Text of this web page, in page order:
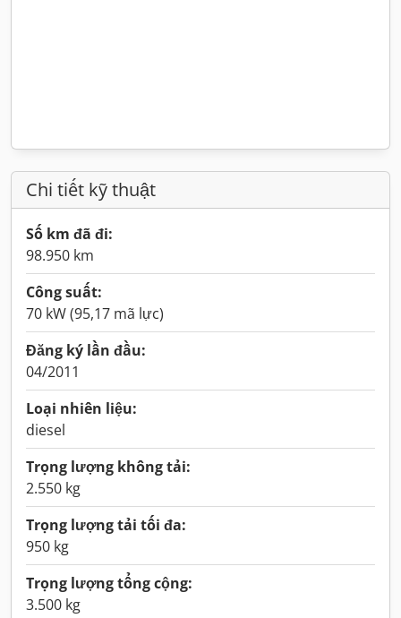
Chi tiết kỹ thuật
Số km đã đi:
98.950 km
Công suất:
70 kW (95,17 mã lực)
Đăng ký lần đầu:
04/2011
Loại nhiên liệu:
diesel
Trọng lượng không tải:
2.550 kg
Trọng lượng tải tối đa:
950 kg
Trọng lượng tổng cộng:
3.500 kg